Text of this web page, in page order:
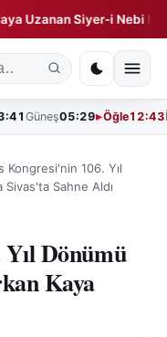
Siyer-i Nebi Projesi!
Güneş05:29 Öğle12:43
Kongresi'nin 106. Yıl
Sahne Aldı
Dönümü
Kaya